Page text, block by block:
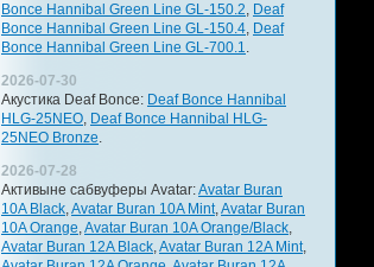
Bonce Hannibal Green Line GL-150.2, Deaf
Bonce Hannibal Green Line GL-150.4, Deaf
Bonce Hannibal Green Line GL-700.1.
2026-07-30
Акустика Deaf Bonce: Deaf Bonce Hannibal
HLG-25NEO, Deaf Bonce Hannibal HLG-
25NEO Bronze.
2026-07-28
Активыне сабвуферы Avatar:Avatar Buran
10A Black,Avatar Buran 10A Mint,Avatar Buran
10A Orange,Avatar Buran 10A Orange/Black,
Avatar Buran 12A Black,Avatar Buran 12A Mint,